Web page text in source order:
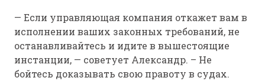
— Если управляющая компания откажет вам в
исполнении ваших законных требований, не
останавливайтесь и идите в вышестоящие
инстанции, — советует Александр. – Не
бойтесь доказывать свою правоту в судах.